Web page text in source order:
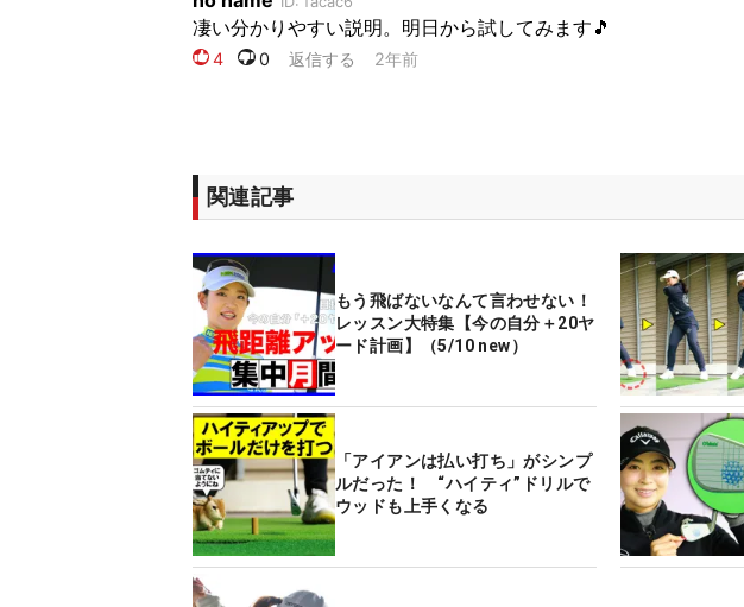
関連記事
もう飛ばないなんて言わせない！
レッスン大特集【今の自分＋20ヤ
ード計画】（5/10 new）
「アイアンは払い打ち」がシンプ
ルだった！ “ハイティ”ドリルで
ウッドも上手くなる